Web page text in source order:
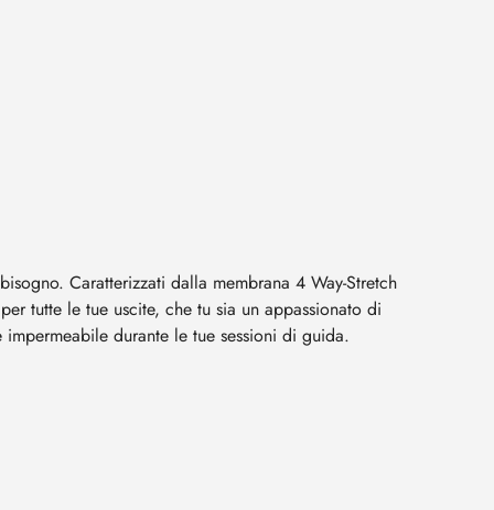
Caratterizzati dalla membrana 4 Way-Stretch
tutte le tue uscite, che tu sia un appassionato di
durante le tue sessioni di guida.